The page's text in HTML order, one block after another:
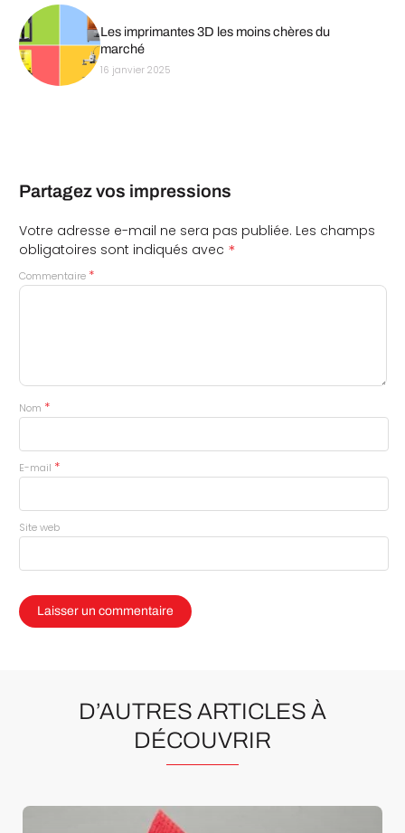
Les imprimantes 3D les moins chères du
marché
16 janvier 2025
Partagez vos impressions
Votre adresse e-mail ne sera pas publiée. Les champs
obligatoires sont indiqués avec *
Commentaire *
Nom *
E-mail *
Site web
D’AUTRES ARTICLES À
DÉCOUVRIR